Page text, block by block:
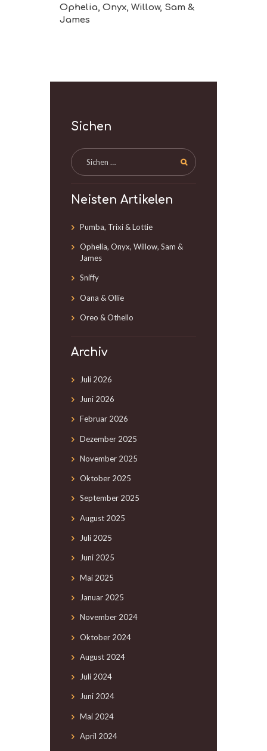
Ophelia, Onyx, Willow, Sam &
James
Sichen
Neisten Artikelen
Pumba, Trixi & Lottie
Ophelia, Onyx, Willow, Sam &
James
Sniffy
Oana & Ollie
Oreo & Othello
Archiv
Juli 2026
Juni 2026
Februar 2026
Dezember 2025
November 2025
Oktober 2025
September 2025
August 2025
Juli 2025
Juni 2025
Mai 2025
Januar 2025
November 2024
Oktober 2024
August 2024
Juli 2024
Juni 2024
Mai 2024
April 2024